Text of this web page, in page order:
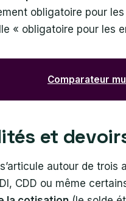
obligatoire pour
« obligatoire pour les
Comparateur
et
s’articule autour de trois
CDD ou même